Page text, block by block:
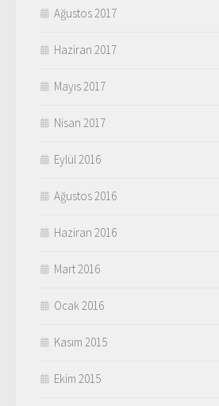
Ağustos 2017
Haziran 2017
Mayıs 2017
Nisan 2017
Eylül 2016
Ağustos 2016
Haziran 2016
Mart 2016
Ocak 2016
Kasım 2015
Ekim 2015